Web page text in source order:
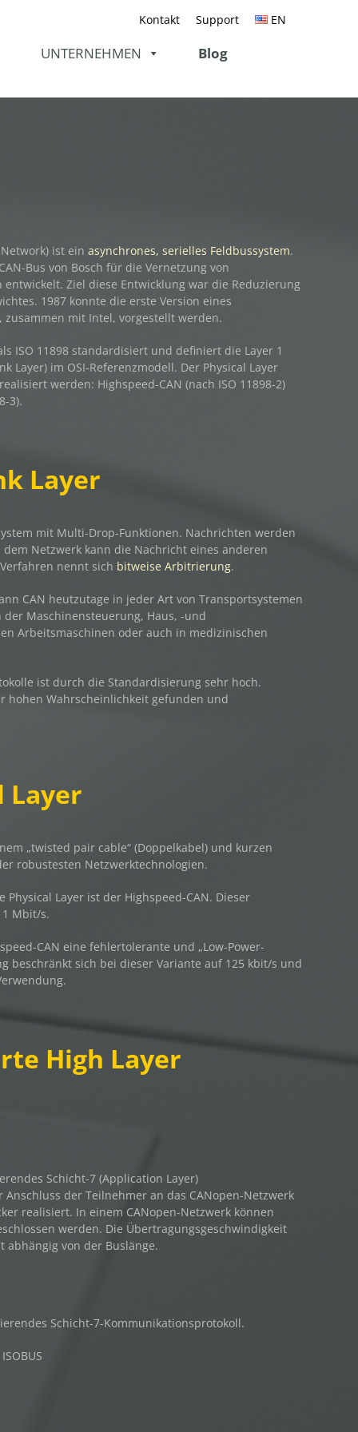
Kontakt Support EN
UNTERNEHMEN Blog
Network) ist einasynchrones, serielles Feldbussystem.
Bus von Bosch für die Vernetzung von
Ziel diese Entwicklung war die Reduzierung
1987 konnte die erste Version eines
zusammen mit Intel, vorgestellt werden.
ISO 11898 standardisiert und definiert die Layer 1
Layer) im OSI-Referenzmodell. Der Physical Layer
werden: Highspeed-CAN (nach ISO 11898-2)
3).
Layer
mit Multi-Drop-Funktionen. Nachrichten werden
Netzwerk kann die Nachricht eines anderen
nennt sich bitweise Arbitrierung.
CAN heutzutage in jeder Art von Transportsystemen
Maschinensteuerung, Haus, -und
Arbeitsmaschinen oder auch in medizinischen
ist durch die Standardisierung sehr hoch.
hohen Wahrscheinlichkeit gefunden und
Layer
„twisted pair cable“ (Doppelkabel) und kurzen
robustesten Netzwerktechnologien.
Layer ist der Highspeed-CAN. Dieser
Mbit/s.
CAN eine fehlertolerante und „Low-Power-
beschränkt sich bei dieser Variante auf 125 kbit/s und
High Layer
Schicht-7 (Application Layer)
der Teilnehmer an das CANopen-Netzwerk
realisiert. In einem CANopen-Netzwerk können
werden. Die Übertragungsgeschwindigkeit
abhängig von der Buslänge.
Schicht-7-Kommunikationsprotokoll.